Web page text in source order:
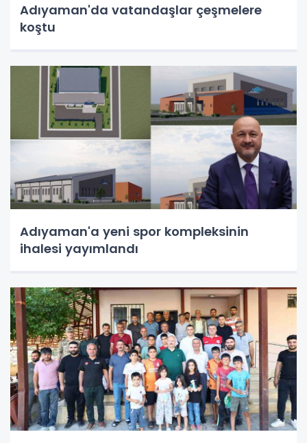
Adıyaman'da vatandaşlar çeşmelere
koştu
Adıyaman'a yeni spor kompleksinin
ihalesi yayımlandı